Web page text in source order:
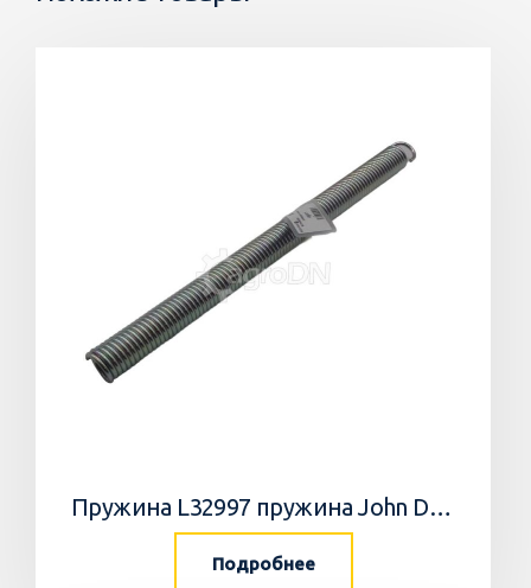
Пружина L32997 пружина John Deere
Подробнее